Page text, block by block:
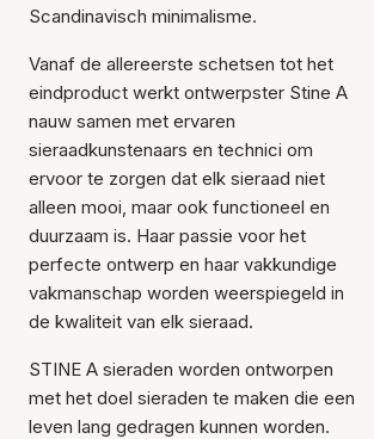
Scandinavisch minimalisme.
Vanaf de allereerste schetsen tot het
eindproduct werkt ontwerpster Stine A
nauw samen met ervaren
sieraadkunstenaars en technici om
ervoor te zorgen dat elk sieraad niet
alleen mooi, maar ook functioneel en
duurzaam is. Haar passie voor het
perfecte ontwerp en haar vakkundige
vakmanschap worden weerspiegeld in
de kwaliteit van elk sieraad.
STINE A sieraden worden ontworpen
met het doel sieraden te maken die een
leven lang gedragen kunnen worden.